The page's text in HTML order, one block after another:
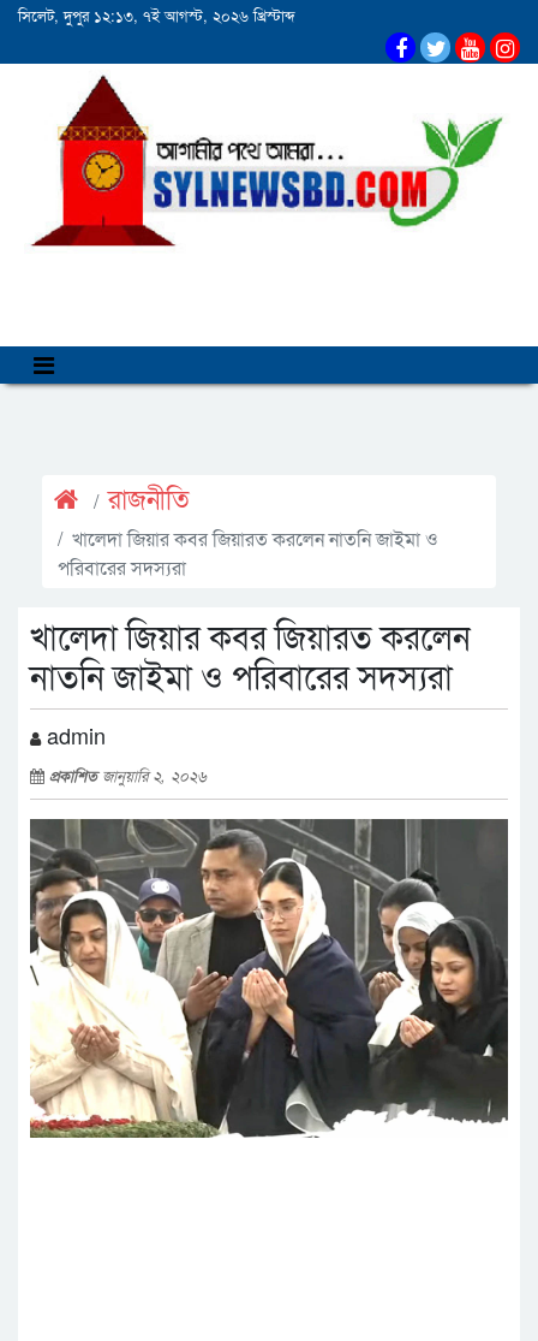
সিলেট, দুপুর ১২:১৩, ৭ই আগস্ট, ২০২৬ খ্রিস্টাব্দ
রাজনীতি
খালেদা জিয়ার কবর জিয়ারত করলেন নাতনি জাইমা ও
পরিবারের সদস্যরা
খালেদা জিয়ার কবর জিয়ারত করলেন
নাতনি জাইমা ও পরিবারের সদস্যরা
admin
প্রকাশিতজানুয়ারি ২, ২০২৬